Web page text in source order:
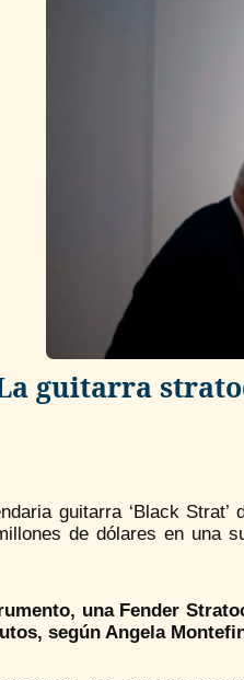
guitarra
guitarra ‘Black
de dólares en una
una Fender
según Angela